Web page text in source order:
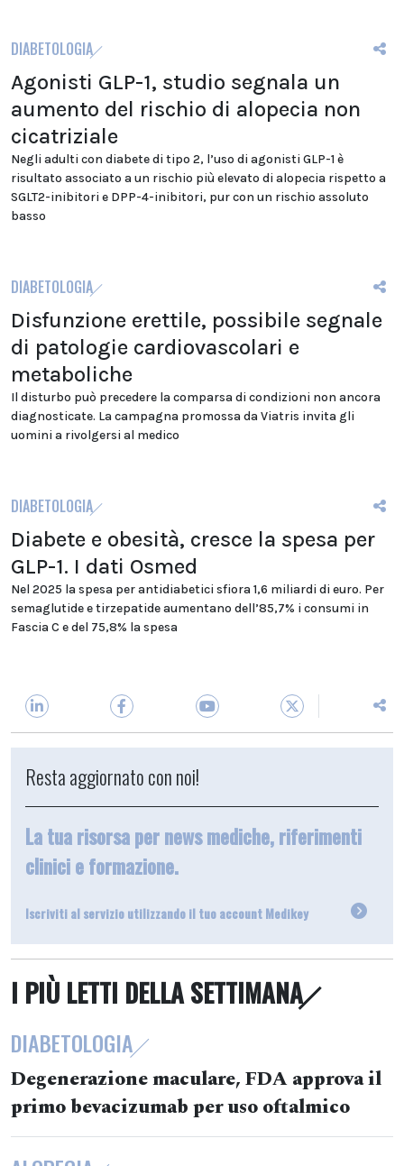
DIABETOLOGIA
Agonisti GLP-1, studio segnala un
aumento del rischio di alopecia non
cicatriziale
Negli adulti con diabete di tipo 2, l’uso di agonisti GLP-1 è
risultato associato a un rischio più elevato di alopecia rispetto a
SGLT2-inibitori e DPP-4-inibitori, pur con un rischio assoluto
basso
DIABETOLOGIA
Disfunzione erettile, possibile segnale
di patologie cardiovascolari e
metaboliche
Il disturbo può precedere la comparsa di condizioni non ancora
diagnosticate. La campagna promossa da Viatris invita gli
uomini a rivolgersi al medico
DIABETOLOGIA
Diabete e obesità, cresce la spesa per
GLP-1. I dati Osmed
Nel 2025 la spesa per antidiabetici sfiora 1,6 miliardi di euro. Per
semaglutide e tirzepatide aumentano dell’85,7% i consumi in
Fascia C e del 75,8% la spesa
Resta aggiornato con noi!
La tua risorsa per news mediche, riferimenti
clinici e formazione.
Iscriviti al servizio utilizzando il tuo account Medikey
I PIÙ LETTI DELLA SETTIMANA
DIABETOLOGIA
Degenerazione maculare, FDA approva il
primo bevacizumab per uso oftalmico